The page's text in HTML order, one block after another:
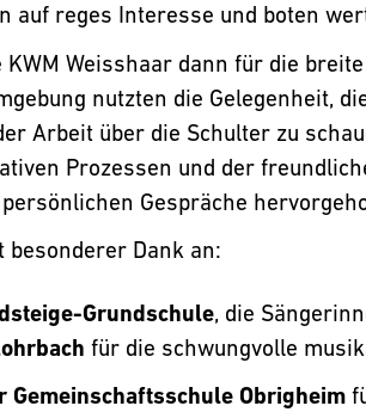
auf reges Interesse und boten
KWM Weisshaar dann für die
nutzten die Gelegenheit,
Arbeit über die Schulter zu
Prozessen und der
Gespräche
besonderer Dank an:
Grundschule, die
für die schwungvolle
Gemeinschaftsschule Obrigheim